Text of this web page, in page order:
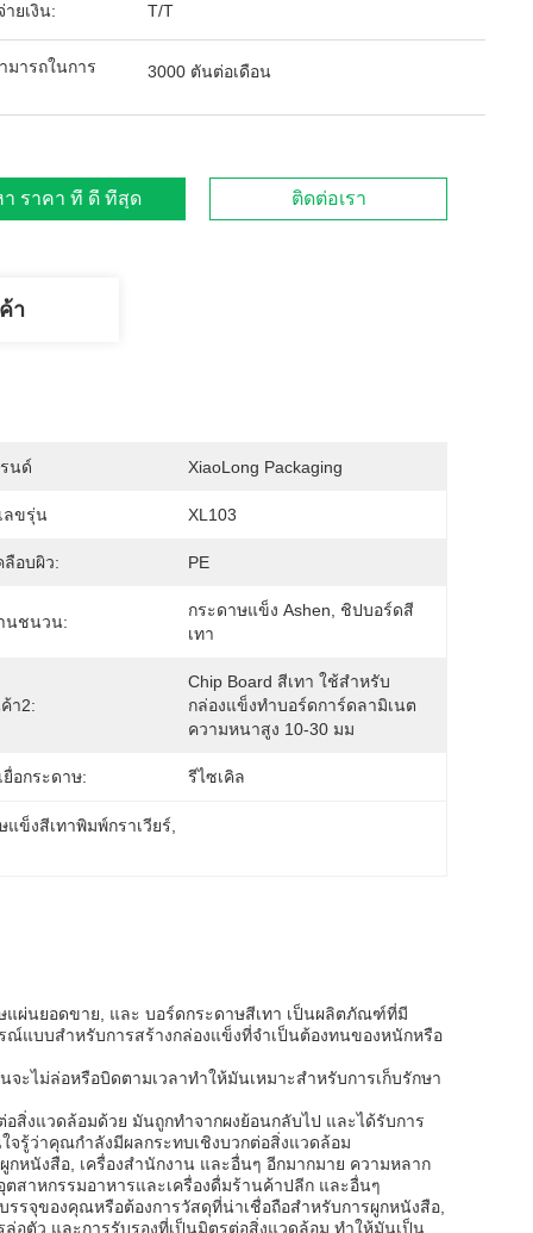
ยเงิน: T/T
มารถในการ
3000 ตันต่อเดือน
า ราคา ที่ ดี ที่สุด ติดต่อเรา
า
นด์ XiaoLong Packaging
ลขรุ่น XL103
ลือบผิว: PE
นชนวน:
กระดาษแข็ง Ashen, ชิปบอร์ดสี
เทา
า2:
Chip Board สีเทา ใช้สำหรับ
กล่องแข็งทำบอร์ดการ์ดลามิเนต
ความหนาสูง 10-30 มม
ยื่อกระดาษ: รีไซเคิล
แข็งสีเทาพิมพ์กราเวียร์
แผ่นยอดขาย, และ บอร์ดกระดาษสีเทา เป็นผลิตภัณฑ์ที่มี
แบบสําหรับการสร้างกล่องแข็งที่จําเป็นต้องทนของหนักหรือ
ม่ล่อหรือบิดตามเวลาทําให้มันเหมาะสําหรับการเก็บรักษา
สิ่งแวดล้อมด้วย มันถูกทําจากผงย้อนกลับไป และได้รับการ
รู้ว่าคุณกําลังมีผลกระทบเชิงบวกต่อสิ่งแวดล้อม
หนังสือ, เครื่องสํานักงาน และอื่นๆ อีกมากมาย ความหลาก
สาหกรรมอาหารและเครื่องดื่มร้านค้าปลีก และอื่นๆ
จุของคุณหรือต้องการวัสดุที่น่าเชื่อถือสําหรับการผูกหนังสือ,
อตัว และการรับรองที่เป็นมิตรต่อสิ่งแวดล้อม ทําให้มันเป็น